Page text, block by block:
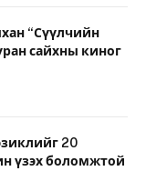
“Сүүлчийн
сайхны киног
20
үзэх боломжтой